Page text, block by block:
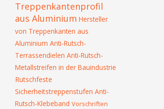
Treppenkantenprofil
aus Aluminium Hersteller
von Treppenkanten aus
Aluminium Anti-Rutsch-
Terrassendielen Anti-Rutsch-
Metallstreifen in der Bauindustrie
Rutschfeste
Sicherheitstreppenstufen Anti-
Rutsch-Klebeband Vorschriften